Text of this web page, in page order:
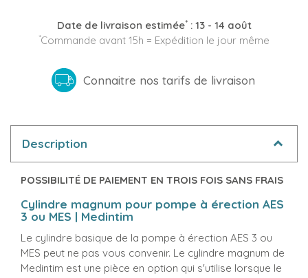
Date de livraison estimée*: 13 - 14 août
*Commande avant 15h = Expédition le jour même
Connaitre nos tarifs de livraison
Description
POSSIBILITÉ DE PAIEMENT EN TROIS FOIS SANS FRAIS
Cylindre magnum pour pompe à érection AES
3 ou MES | Medintim
Le cylindre basique de la pompe à érection AES 3 ou
MES peut ne pas vous convenir. Le cylindre magnum de
Medintim est une pièce en option qui s'utilise lorsque le